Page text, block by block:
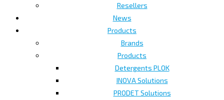
Resellers
News
Products
Brands
Products
Detergents PLOK
INOVA Solutions
PRODET Solutions